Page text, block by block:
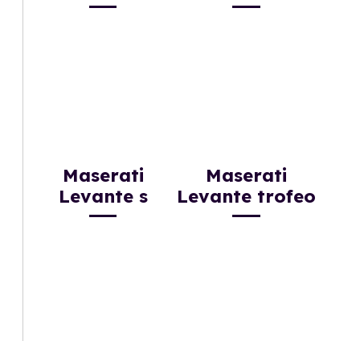
Maserati
Levante s
Maserati
Levante trofeo